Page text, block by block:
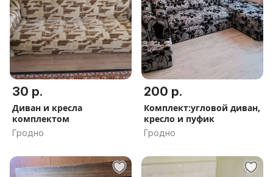
30 р.
Диван и кресла
комплектом
Гродно
200 р.
Комплект:угловой диван,
кресло и пуфик
Гродно